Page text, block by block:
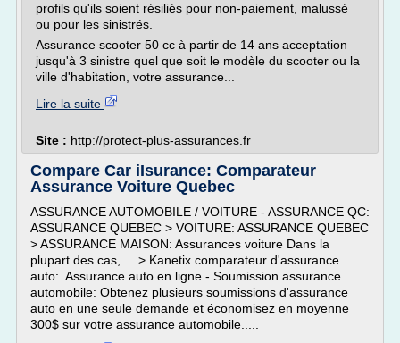
profils qu'ils soient résiliés pour non-paiement, malussé
ou pour les sinistrés.
Assurance scooter 50 cc à partir de 14 ans acceptation
jusqu'à 3 sinistre quel que soit le modèle du scooter ou la
ville d'habitation, votre assurance...
Lire la suite
Site : http://protect-plus-assurances.fr
Compare Car iIsurance: Comparateur
Assurance Voiture Quebec
ASSURANCE AUTOMOBILE / VOITURE - ASSURANCE QC:
ASSURANCE QUEBEC > VOITURE: ASSURANCE QUEBEC
> ASSURANCE MAISON: Assurances voiture Dans la
plupart des cas, ... > Kanetix comparateur d'assurance
auto:. Assurance auto en ligne - Soumission assurance
automobile: Obtenez plusieurs soumissions d'assurance
auto en une seule demande et économisez en moyenne
300$ sur votre assurance automobile.....